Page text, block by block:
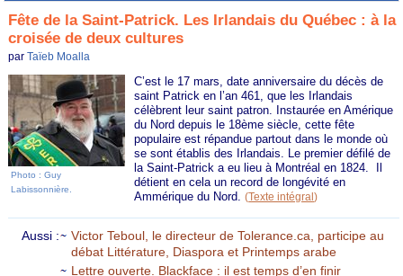
Fête de la Saint-Patrick. Les Irlandais du Québec : à la
croisée de deux cultures
parTaïeb Moalla
Photo : Guy
Labissonnière.
C’est le 17 mars, date anniversaire du décès de
saint Patrick en l’an 461, que les Irlandais
célèbrent leur saint patron. Instaurée en Amérique
du Nord depuis le 18ème siècle, cette fête
populaire est répandue partout dans le monde où
se sont établis des Irlandais. Le premier défilé de
la Saint-Patrick a eu lieu à Montréal en 1824.
détient en cela un record de longévité en
Ammérique du Nord.(Texte intégral)
Aussi : Victor Teboul, le directeur de Tolerance.ca, participe au
débat Littérature, Diaspora et Printemps arabe
Lettre ouverte. Blackface : il est temps d’en finir